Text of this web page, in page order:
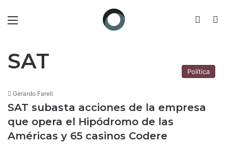
SAT Política
Gerardo Farell
SAT subasta acciones de la empresa
que opera el Hipódromo de las
Américas y 65 casinos Codere